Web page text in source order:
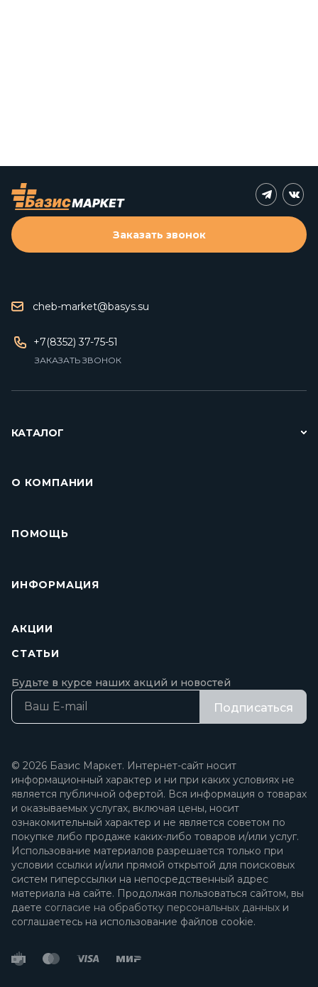
cheb-market@basys.su
+7(8352) 37-75-51
ЗАКАЗАТЬ ЗВОНОК
Заказать звонок
КАТАЛОГ
О КОМПАНИИ
ПОМОЩЬ
ИНФОРМАЦИЯ
АКЦИИ
СТАТЬИ
Будьте в курсе наших акций и новостей
Подписаться
© 2026 Базис Маркет. Интернет-сайт носит
информационный характер и ни при каких условиях не
является публичной офертой. Вся информация о товарах
и оказываемых услугах, включая цены, носит
ознакомительный характер и не является советом по
покупке либо продаже каких-либо товаров и/или услуг.
Использование материалов разрешается только при
условии ссылки и/или прямой открытой для поисковых
систем гиперссылки на непосредственный адрес
материала на сайте. Продолжая пользоваться сайтом, вы
даете согласие на обработку персональных данных и
соглашаетесь на использование файлов cookie.